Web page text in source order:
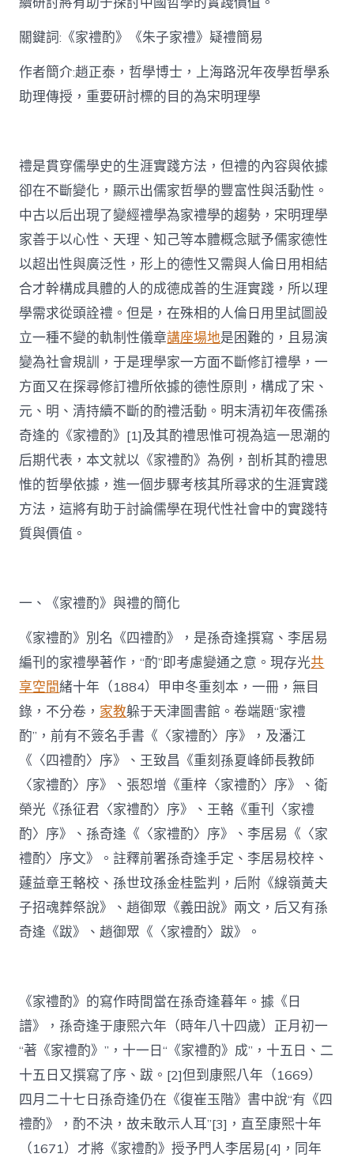
中
關鍵詞:《家禮酌》《朱子家禮》疑禮簡易
作者簡介:趙正泰，哲學博士，上海路況年夜學哲學系
助理傳授，重要研討標的目的為宋明理學
禮是貫穿儒學史的生涯實踐方法，但禮的內容與依據
卻在不斷變化，顯示出儒家哲學的豐富性與活動性。
中古以后出現了變經禮學為家禮學的趨勢，宋明理學
家善于以心性、天理、知己等本體概念賦予儒家德性
以超出性與廣泛性，形上的德性又需與人倫日用相結
合才幹構成具體的人的成德成善的生涯實踐，所以理
學需求從頭詮禮。但是，在殊相的人倫日用里試圖設
立一種不變的軌制性儀章講座場地是困難的，且易演
變為社會規訓，于是理學家一方面不斷修訂禮學，一
方面又在探尋修訂禮所依據的德性原則，構成了宋、
元、明、清持續不斷的酌禮活動。明末清初年夜儒孫
奇逢的《家禮酌》[1]及其酌禮思惟可視為這一思潮的
后期代表，本文就以《家禮酌》為例，剖析其酌禮思
惟的哲學依據，進一個步驟考核其所尋求的生涯實踐
方法，這將有助于討論儒學在現代性社會中的實踐特
質與價值。
一、《家禮酌》與禮的簡化
《家禮酌》別名《四禮酌》，是孫奇逢撰寫、李居易
編刊的家禮學著作，“酌”即考慮變通之意。現存光共
享空間緒十年（1884）甲申冬重刻本，一冊，無目
錄，不分卷， 家教躲于天津圖書館。卷端題“家禮
酌”，前有不簽名手書《〈家禮酌〉序》，及潘江
《〈四禮酌〉序》、王致昌《重刻孫夏峰師長教師
〈家禮酌〉序》、張恕增《重梓〈家禮酌〉序》、衛
榮光《孫征君〈家禮酌〉序》、王輅《重刊〈家禮
酌〉序》、孫奇逢《〈家禮酌〉序》、李居易《〈家
禮酌〉序文》。註釋前署孫奇逢手定、李居易校梓、
蘧益章王輅校、孫世玟孫金桂監判，后附《線嶺黃夫
子招魂葬祭說》、趙御眾《義田說》兩文，后又有孫
奇逢《跋》、趙御眾《〈家禮酌〉跋》。
《家禮酌》的寫作時間當在孫奇逢暮年。據《日
譜》，孫奇逢于康熙六年（時年八十四歲）正月初一
“著《家禮酌》”，十一日“《家禮酌》成”，十五日、二
十五日又撰寫了序、跋。[2]但到康熙八年（1669）
四月二十七日孫奇逢仍在《復崔玉階》書中說“有《四
禮酌》，酌不決，故未敢示人耳”[3]，直至康熙十年
（1671）才將《家禮酌》授予門人李居易[4]，同年